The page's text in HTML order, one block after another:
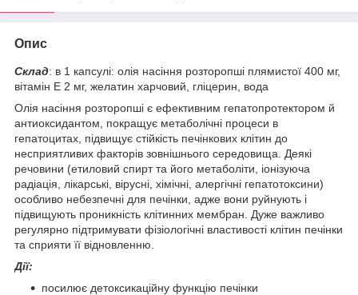
Опис
Склад: в 1 капсулі: олія насіння розторопші плямистої 400 мг,
вітамін Е 2 мг, желатин харчовий, гліцерин, вода
Олія насіння розторопші є ефективним гепатопротектором й
антиоксидантом, покращує метаболічні процеси в
гепатоцитах, підвищує стійкість печінкових клітин до
несприятливих факторів зовнішнього середовища. Деякі
речовини (етиловий спирт та його метаболіти, іонізуюча
радіація, лікарські, вірусні, хімічні, алергічні гепатотоксини)
особливо небезпечні для печінки, адже вони руйнують і
підвищують проникність клітинних мембран. Дуже важливо
регулярно підтримувати фізіологічні властивості клітин печінки
та сприяти її відновленню.
Дії:
посилює детоксикаційну функцію печінки